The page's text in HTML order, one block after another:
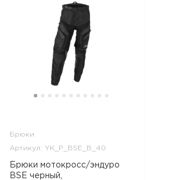
Брюки
Артикул: YK_P_BSE_B_40
Брюки мотокросс/эндуро
BSE черный,